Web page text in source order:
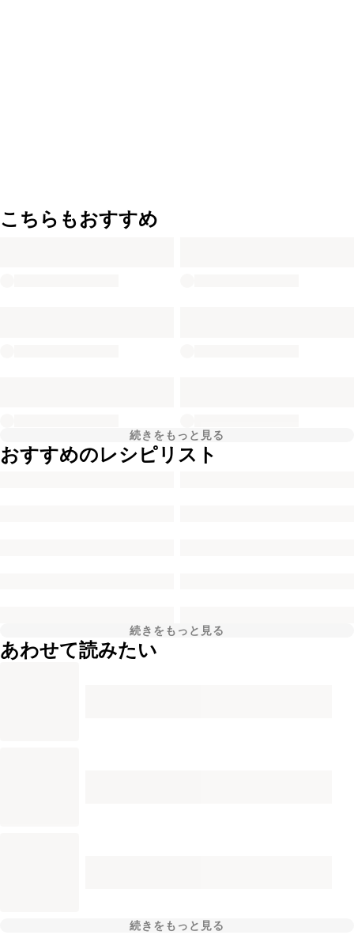
こちらもおすすめ
続きをもっと見る
おすすめのレシピリスト
続きをもっと見る
あわせて読みたい
続きをもっと見る